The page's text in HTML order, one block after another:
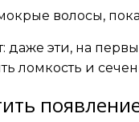
волосы,
даже эти, на
ломкость и